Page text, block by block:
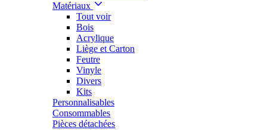
Matériaux
Tout voir
Bois
Acrylique
Liège et Carton
Feutre
Vinyle
Divers
Kits
Personnalisables
Consommables
Pièces détachées